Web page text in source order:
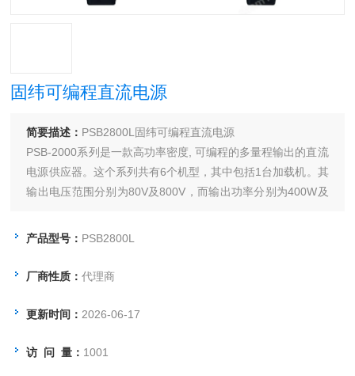
固纬可编程直流电源
简要描述： PSB2800L固纬可编程直流电源
PSB-2000系列是一款高功率密度, 可编程的多量程输出的直流
电源供应器。这个系列共有6个机型，其中包括1台加载机。其
输出电压范围分别为80V及800V，而输出功率分别为400W及
压和较大电流的灵活配置。PSB-2000系列可以串联或是并联
产品型号： PSB2800L
厂商性质：代理商
更新时间： 2026-06-17
访 问 量： 1001